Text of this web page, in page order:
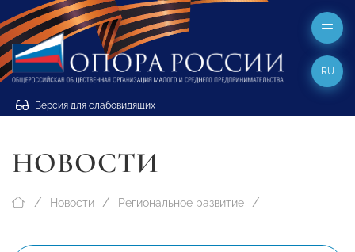
Версия для слабовидящих
RU
НОВОСТИ
Новости Региональное развитие